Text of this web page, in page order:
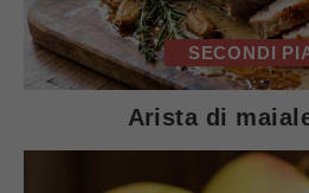
SECONDI
Arista di